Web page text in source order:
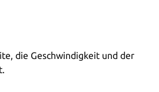
die Geschwindigkeit und der